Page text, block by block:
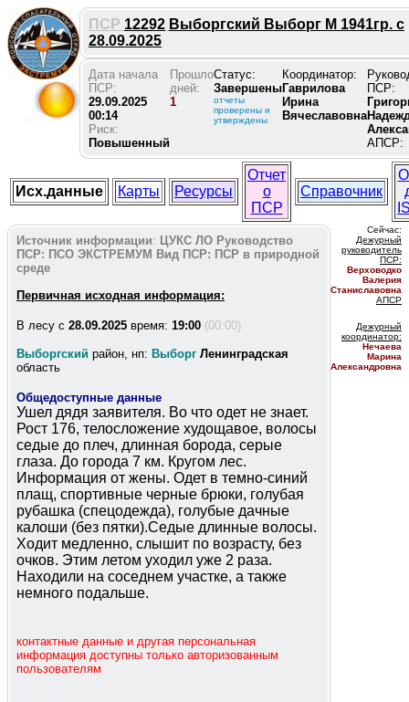
ПСР 12292 Выборгский Выборг М 1941гр. с
28.09.2025
Дата начала
ПСР:
29.09.2025
00:14
Риск:
Повышенный
Прошло
дней:
1
Статус:
Завершены
отчеты
проверены и
утверждены
Координатор:
Гаврилова
Ирина
Вячеславовна
ПСР:
АПСР:
Исх.данные Карты Ресурсы
Отчет
о
ПСР
Справочник
Источник информации: ЦУКС ЛО Руководство
ПСР: ПСО ЭКСТРЕМУМ Вид ПСР: ПСР в природной
среде
Первичная исходная информация:
В лесу c 28.09.2025 время: 19:00 (00:00)
Выборгский район, нп: Выборг Ленинградская
область
Общедоступные данные
Ушел дядя заявителя. Во что одет не знает.
Рост 176, телосложение худощавое, волосы
седые до плеч, длинная борода, серые
глаза. До города 7 км. Кругом лес.
Информация от жены. Одет в темно-синий
плащ, спортивные черные брюки, голубая
рубашка (спецодежда), голубые дачные
калоши (без пятки).Седые длинные волосы.
Ходит медленно, слышит по возрасту, без
очков. Этим летом уходил уже 2 раза.
Находили на соседнем участке, а также
немного подальше.
контактные данные и другая персональная
информация доступны только авторизованным
пользователям
Сейчас:
Дежурный
руководитель
ПСР:
Верховодко
Валерия
Станиславовна
АПСР
Дежурный
координатор:
Нечаева
Марина
Александровна